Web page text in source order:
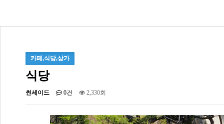
카페,식당,상가
식당
썬세이드 0건 2,330회